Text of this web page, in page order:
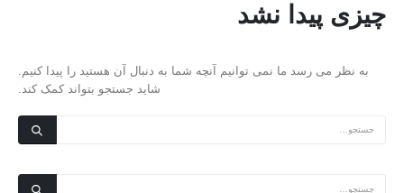
چیزی پیدا نشد
به نظر می رسد ما نمی توانیم آنچه شما به دنبال آن هستید را پیدا کنیم.
شاید جستجو بتواند کمک کند.